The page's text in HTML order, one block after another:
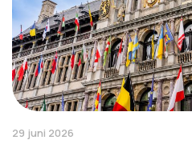
29 juni 2026